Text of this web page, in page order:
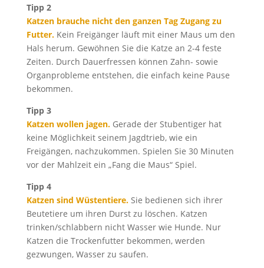
Tipp 2
Katzen brauche nicht den ganzen Tag Zugang zu
Futter.Kein Freigänger läuft mit einer Maus um den
Hals herum. Gewöhnen Sie die Katze an 2-4 feste
Zeiten. Durch Dauerfressen können Zahn- sowie
Organprobleme entstehen, die einfach keine Pause
bekommen.
Tipp 3
Katzen wollen jagen.Gerade der Stubentiger hat
keine Möglichkeit seinem Jagdtrieb, wie ein
Freigängen, nachzukommen. Spielen Sie 30 Minuten
vor der Mahlzeit ein „Fang die Maus“ Spiel.
Tipp 4
Katzen sind Wüstentiere.Sie bedienen sich ihrer
Beutetiere um ihren Durst zu löschen. Katzen
trinken/schlabbern nicht Wasser wie Hunde. Nur
Katzen die Trockenfutter bekommen, werden
gezwungen, Wasser zu saufen.